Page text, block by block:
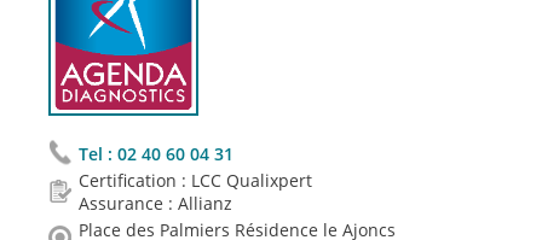
Tel : 02 40 60 04 31
Certification : LCC Qualixpert
Assurance : Allianz
Place des Palmiers Résidence le Ajoncs